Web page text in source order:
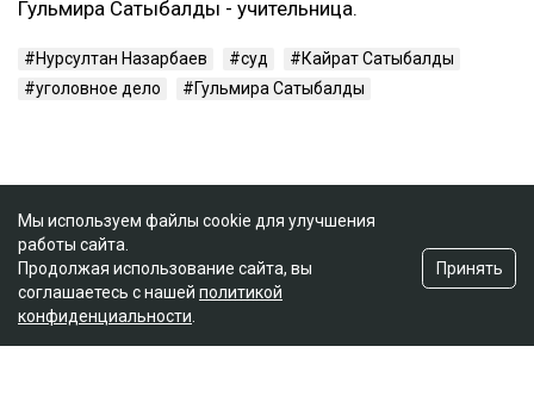
Гульмира Сатыбалды - учительница.
Нурсултан Назарбаев суд
Кайрат Сатыбалды
уголовное дело
Гульмира Сатыбалды
Мы используем файлы cookie для улучшения
работы сайта.
Продолжая использование сайта, вы
соглашаетесь с нашей политикой
конфиденциальности
Принять